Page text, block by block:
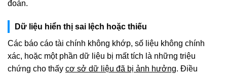
đoán.
Dữ liệu hiển thị sai lệch hoặc thiếu
Các báo cáo tài chính không khớp, số liệu không chính
xác, hoặc một phần dữ liệu bị mất tích là những triệu
chứng cho thấy cơ sở dữ liệu đã bị ảnh hưởng. Điều